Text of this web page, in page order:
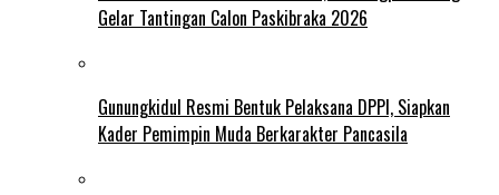
Gelar Tantingan Calon Paskibraka 2026
Gunungkidul Resmi Bentuk Pelaksana DPPI, Siapkan
Kader Pemimpin Muda Berkarakter Pancasila